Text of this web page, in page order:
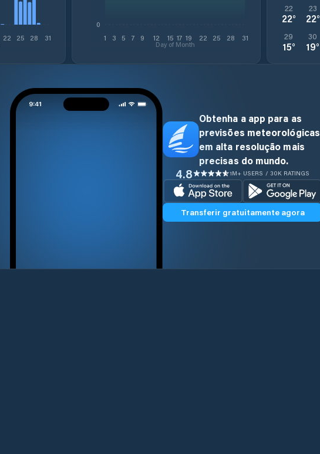
22 25 28 31 1 3 5 7 9 12 15 17 19 22 25 28 31
Day of Month
0
22
22°
23
22°
29
15°
30
19°
Obtenha a app para as
previsões meteorológicas
em alta resolução mais
precisas do mundo.
4.8 1M+ USERS / 30K RATINGS
Transferir gratuitamente agora